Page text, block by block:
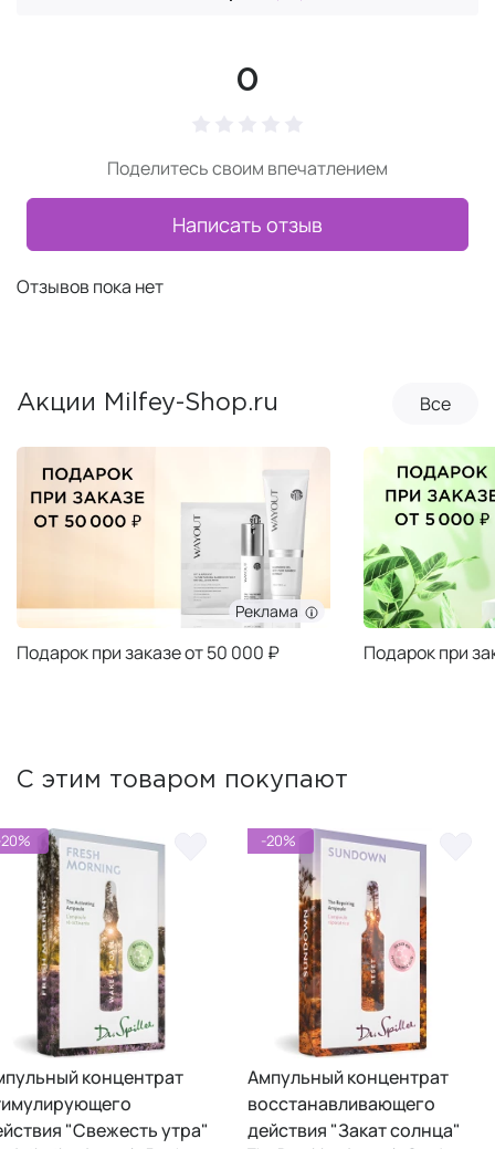
0
Поделитесь своим впечатлением
Написать отзыв
Отзывов пока нет
Акции Milfey-Shop.ru Все
Реклама
Подарок при заказе от 50 000 ₽ Подарок при
С этим товаром покупают
концентрат
"Свежесть утра"
-20%
Ампульный концентрат
восстанавливающего
действия "Закат солнца"